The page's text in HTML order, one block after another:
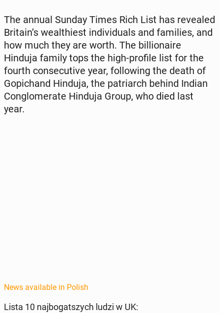
The annual Sunday Times Rich List has re­vealed
Britain’s wealth­i­est in­di­vid­u­als and fam­i­lies, and
how much they are worth. The bil­lion­aire
Hinduja family tops the high-profile list for the
fourth con­sec­u­tive year, fol­low­ing the death of
Gopic­hand Hinduja, the pa­tri­arch behind Indian
Con­glom­er­ate Hinduja Group, who died last
year.
News available in Polish
Lista 10 na­jbo­gat­szych ludzi w UK: